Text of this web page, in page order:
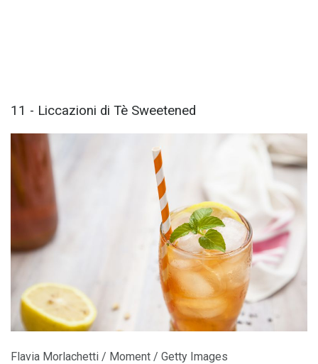
11 - Liccazioni di Tè Sweetened
Flavia Morlachetti / Moment / Getty Images